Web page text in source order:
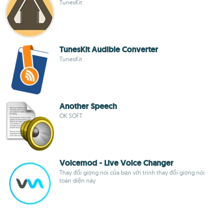
TunesKit
TunesKit Audible Converter
TunesKit
Another Speech
OK SOFT
Voicemod - Live Voice Changer
Thay đổi giọng nói của bạn với trình thay đổi giọng nói
toàn diện này